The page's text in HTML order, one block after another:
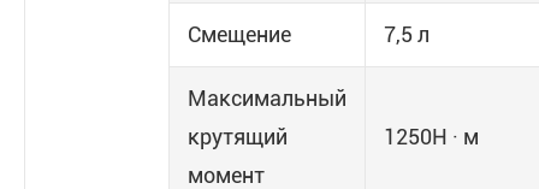
Смещение 7,5 л
Максимальный
крутящий
момент
1250Н · м